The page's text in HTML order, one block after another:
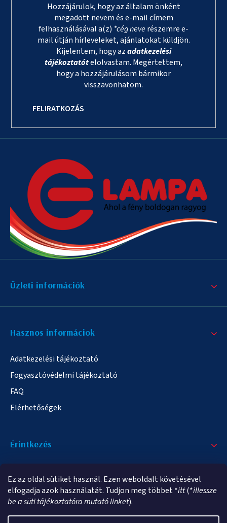
Ez az oldal sütiket használ. Ezen weboldalt követésével
elfogadja azok használatát. Tudjon meg többet *itt(*illessze
be a süti tájékoztatóra mutató linket).
Hozzájárulok, hogy az általam önként
megadott nevem és e-mail címem
felhasználásával a(z) *cég neverészemre e-
mail útján hírleveleket, ajánlatokat küldjön.
Kijelentem, hogy azadatkezelési
tájékoztatótelolvastam. Megértettem,
hogy a hozzájárulásom bármikor
visszavonhatom.
FELIRATKOZÁS
Üzleti információk
Hasznos informáciok
Adatkezelési tájékoztató
Fogyasztóvédelmi tájékoztató
FAQ
Elérhetőségek
Érintkezés
info@elampa.hu